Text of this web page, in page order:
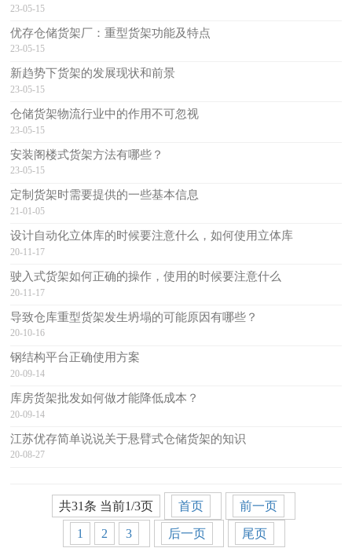
23-05-15
优存仓储货架厂：重型货架功能及特点
23-05-15
新趋势下货架的发展现状和前景
23-05-15
仓储货架物流行业中的作用不可忽视
23-05-15
安装阁楼式货架方法有哪些？
23-05-15
定制货架时需要提供的一些基本信息
21-01-05
设计自动化立体库的时候要注意什么，如何使用立体库
20-11-17
驶入式货架如何正确的操作，使用的时候要注意什么
20-11-17
导致仓库重型货架发生坍塌的可能原因有哪些？
20-10-16
钢结构平台正确使用方案
20-09-14
库房货架批发如何做才能降低成本？
20-09-14
江苏优存简单说说关于悬臂式仓储货架的知识
20-08-27
共31条 当前1/3页 首页
前一页
1
2 3 后一页 尾页